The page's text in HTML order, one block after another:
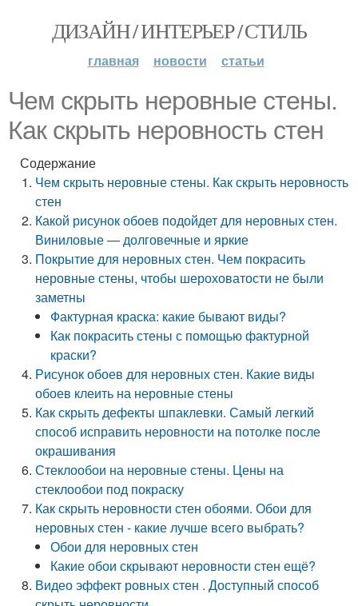
ДИЗАЙН / ИНТЕРЬЕР / СТИЛЬ
главная новости статьи
Чем скрыть неровные стены.
Как скрыть неровность стен
Содержание
Чем скрыть неровные стены. Как скрыть неровность
стен
Какой рисунок обоев подойдет для неровных стен.
Виниловые — долговечные и яркие
Покрытие для неровных стен. Чем покрасить
неровные стены, чтобы шероховатости не были
заметны
Фактурная краска: какие бывают виды?
Как покрасить стены с помощью фактурной
краски?
Рисунок обоев для неровных стен. Какие виды
обоев клеить на неровные стены
Как скрыть дефекты шпаклевки. Самый легкий
способ исправить неровности на потолке после
окрашивания
Стеклообои на неровные стены. Цены на
стеклообои под покраску
Как скрыть неровности стен обоями. Обои для
неровных стен - какие лучше всего выбрать?
Обои для неровных стен
Какие обои скрывают неровности стен ещё?
Видео эффект ровных стен . Доступный способ